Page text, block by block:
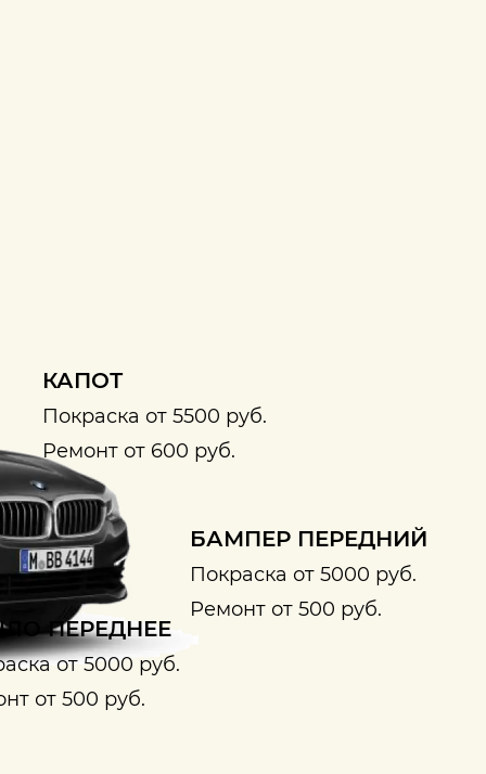
КАПОТ
Покраска от 5500 руб.
Ремонт от 600 руб.
БАМПЕР ПЕРЕДНИЙ
Покраска от 5000 руб.
Ремонт от 500 руб.
ПЕРЕДНЕЕ
от 5000 руб.
от 500 руб.